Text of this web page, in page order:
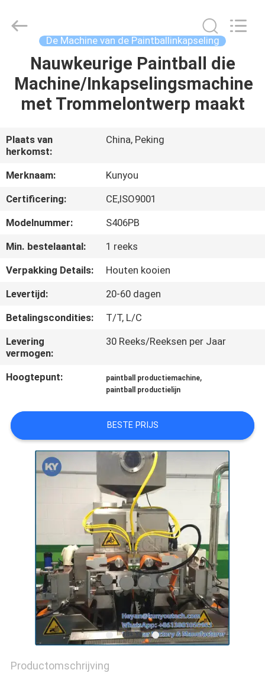
THUIS
PRODUCTEN
VIDEO'S
OVER
ONS
KWALITEITSCONTROLE
NIEUWS
VRAAG
EEN
OFFERTE
SITEMAP
PRIVACY
Pharmatech
De Machine van de Paintballinkapseling
Nauwkeurige Paintball die
Machine/Inkapselingsmachine
met Trommelontwerp maakt
Plaats van
herkomst:
China, Peking
Merknaam:
Kunyou
Certificering:
CE,ISO9001
Modelnummer:
S406PB
Min. bestelaantal:
1 reeks
Verpakking Details:
Houten kooien
Levertijd:
20-60 dagen
Betalingscondities:
T/T, L/C
Levering
vermogen:
30 Reeks/Reeksen per Jaar
Hoogtepunt: paintball productiemachine,
paintball productielijn
BESTE PRIJS
Productomschrijving